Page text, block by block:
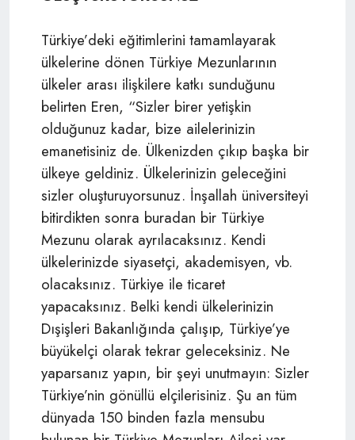
Türkiye’deki eğitimlerini tamamlayarak
ülkelerine dönen Türkiye Mezunlarının
ülkeler arası ilişkilere katkı sunduğunu
belirten Eren, “Sizler birer yetişkin
olduğunuz kadar, bize ailelerinizin
emanetisiniz de. Ülkenizden çıkıp başka bir
ülkeye geldiniz. Ülkelerinizin geleceğini
sizler oluşturuyorsunuz. İnşallah üniversiteyi
bitirdikten sonra buradan bir Türkiye
Mezunu olarak ayrılacaksınız. Kendi
ülkelerinizde siyasetçi, akademisyen, vb.
olacaksınız. Türkiye ile ticaret
yapacaksınız. Belki kendi ülkelerinizin
Dışişleri Bakanlığında çalışıp, Türkiye’ye
büyükelçi olarak tekrar geleceksiniz. Ne
yaparsanız yapın, bir şeyi unutmayın: Sizler
Türkiye’nin gönüllü elçilerisiniz. Şu an tüm
dünyada 150 binden fazla mensubu